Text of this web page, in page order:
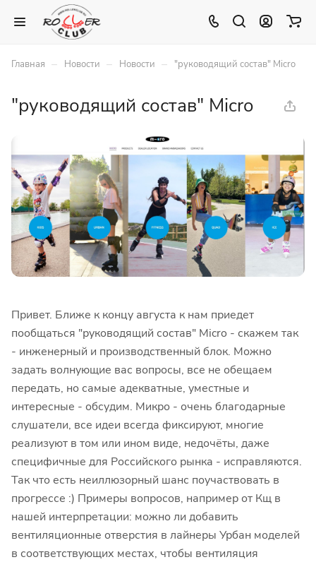
Главная – Новости – Новости – "руководящий состав" Micro
"руководящий состав" Micro
Привет. Ближе к концу августа к нам приедет
пообщаться "руководящий состав" Micro - скажем так
- инженерный и производственный блок. Можно
задать волнующие вас вопросы, все не обещаем
передать, но самые адекватные, уместные и
интересные - обсудим. Микро - очень благодарные
слушатели, все идеи всегда фиксируют, многие
реализуют в том или ином виде, недочёты, даже
специфичные для Российского рынка - исправляются.
Так что есть неиллюзорный шанс поучаствовать в
прогрессе :) Примеры вопросов, например от Кщ в
нашей интерпретации: можно ли добавить
вентиляционные отверстия в лайнеры Урбан моделей
в соответствующих местах, чтобы вентиляция